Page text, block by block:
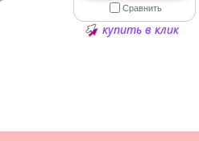
Сравнить
купить в клик